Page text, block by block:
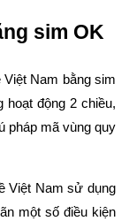
sim OK
Nam bằng sim
hoạt động 2 chiều,
pháp mã vùng quy
Việt Nam sử dụng
một số điều kiện